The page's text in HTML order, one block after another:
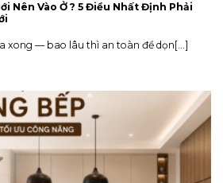
Nên Vào Ở ? 5 Điều Nhất Định Phải
xong — bao lâu thì an toàn để dọn[...]